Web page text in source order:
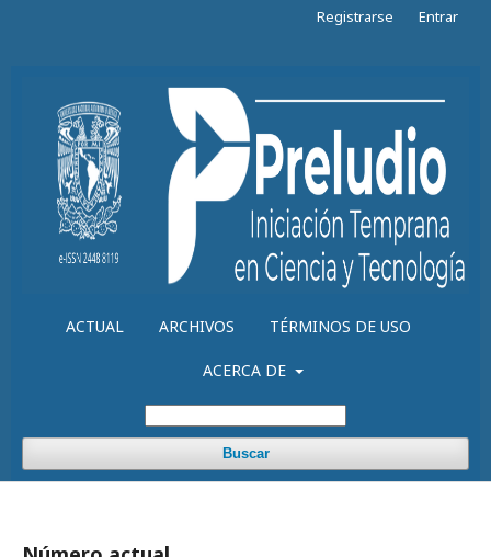
ACTUAL ARCHIVOS TÉRMINOS DE USO
ACERCA DE
Buscar
Registrarse Entrar